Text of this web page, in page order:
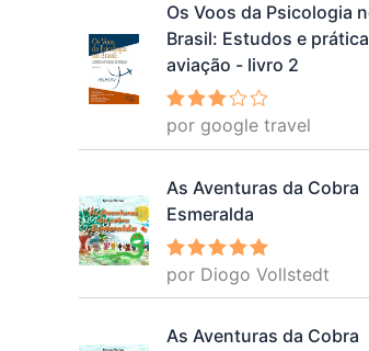
Os Voos da Psicologia
Brasil: Estudos e
aviação - livro 2
Avalia
ção 3
por google travel
As Aventuras da Cobra
Esmeralda
Avaliação
5
por Diogo Vollstedt
As Aventuras da Cobra